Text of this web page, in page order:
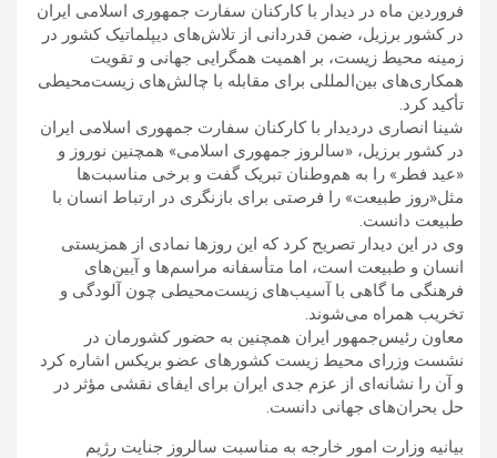
فروردین ماه در دیدار با کارکنان سفارت جمهوری اسلامی ایران
در کشور برزیل، ضمن قدردانی از تلاش‌های دیپلماتیک کشور در
زمینه محیط زیست، بر اهمیت همگرایی جهانی و تقویت
همکاری‌های بین‌المللی برای مقابله با چالش‌های زیست‌محیطی
تأکید کرد.
شینا انصاری دردیدار با کارکنان سفارت جمهوری اسلامی ایران
در کشور برزیل، «سالروز جمهوری اسلامی» همچنین نوروز و
«عید فطر» را به هم‌وطنان تبریک گفت و برخی مناسبت‌ها
مثل«روز طبیعت» را فرصتی برای بازنگری در ارتباط انسان با
طبیعت دانست.
وی در این دیدار تصریح کرد که این روزها نمادی از همزیستی
انسان و طبیعت است، اما متأسفانه مراسم‌ها و آیین‌های
فرهنگی ما گاهی با آسیب‌های زیست‌محیطی چون آلودگی و
تخریب همراه می‌شوند.
معاون رئیس‌جمهور ایران همچنین به حضور کشورمان در
نشست وزرای محیط زیست کشورهای عضو بریکس اشاره کرد
و آن را نشانه‌ای از عزم جدی ایران برای ایفای نقشی مؤثر در
حل بحران‌های جهانی دانست.
بیانیه وزارت امور خارجه به مناسبت سالروز جنایت رژیم